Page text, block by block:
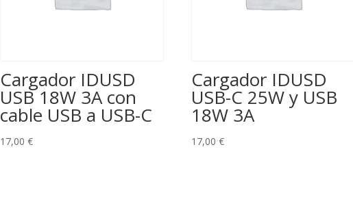
Cargador IDUSD
USB 18W 3A con
cable USB a USB-C
17,00€
Cargador IDUSD
USB-C 25W y USB
18W 3A
17,00€